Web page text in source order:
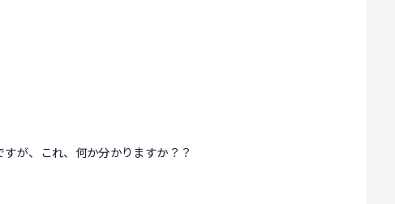
が、これ、何か分かりますか？？